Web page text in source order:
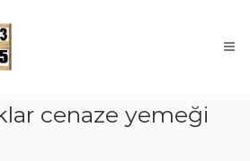
cenaze yemeği